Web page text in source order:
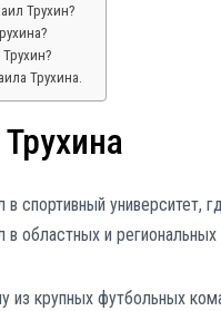
Трухин?
Трухина.
спортивный университет,
в областных и
из крупных футбольных